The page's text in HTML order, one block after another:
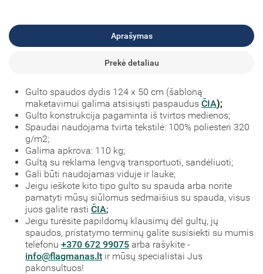
Aprašymas
Prekė detaliau
Gulto spaudos dydis 124 x 50 cm (šabloną
maketavimui galima atsisiųsti paspaudus ČIA);
Gulto konstrukcija pagaminta iš tvirtos medienos;
Spaudai naudojama tvirta tekstilė: 100% poliesteri 320
g/m2;
Galima apkrova: 110 kg;
Gultą su reklama lengvą transportuoti, sandėliuoti;
Gali būti naudojamas viduje ir lauke;
Jeigu ieškote kito tipo gulto su spauda arba norite
pamatyti mūsų siūlomus sėdmaišius su spauda, visus
juos galite rasti ČIA;
Jeigu turėsite papildomų klausimų dėl gultų, jų
spaudos, pristatymo terminų galite susisiekti su mumis
telefonu +370 672 99075 arba rašykite -
info@flagmanas.lt ir mūsų specialistai Jus
pakonsultuos!